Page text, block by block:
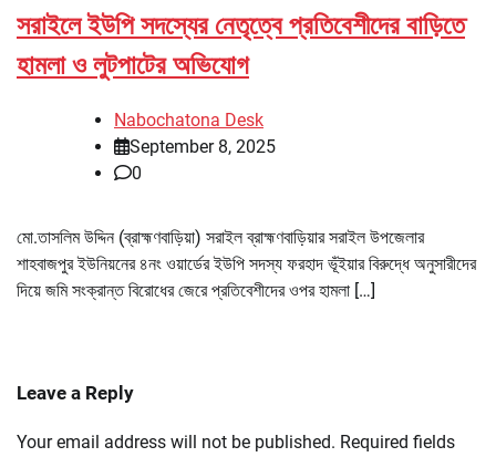
সরাইলে ইউপি সদস্যের নেতৃত্বে প্রতিবেশীদের বাড়িতে
হামলা ও লুটপাটের অভিযোগ
Nabochatona Desk
September 8, 2025
0
মো.তাসলিম উদ্দিন (ব্রাহ্মণবাড়িয়া) সরাইল ব্রাহ্মণবাড়িয়ার সরাইল উপজেলার
শাহবাজপুর ইউনিয়নের ৪নং ওয়ার্ডের ইউপি সদস্য ফরহাদ ভূঁইয়ার বিরুদ্ধে অনুসারীদের
দিয়ে জমি সংক্রান্ত বিরোধের জেরে প্রতিবেশীদের ওপর হামলা […]
Leave a Reply
Your email address will not be published. Required fields